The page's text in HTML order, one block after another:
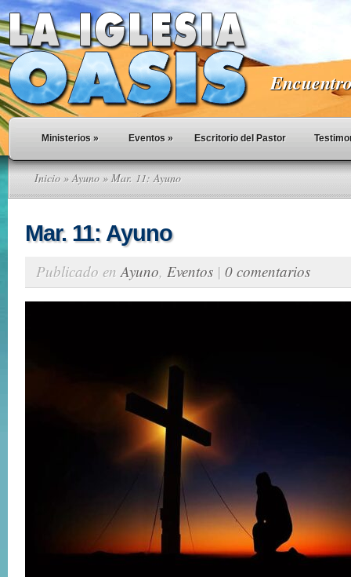
Ministerios » Eventos » Escritorio del Pastor
Inicio »Ayuno » Mar. 11: Ayuno
Mar. 11: Ayuno
Publicado enAyuno, Eventos | 0 comentarios